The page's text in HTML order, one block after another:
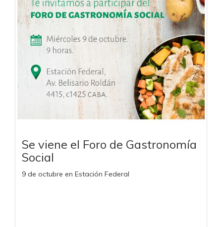
Se viene el Foro de Gastronomía
Social
9 de octubre en Estación Federal